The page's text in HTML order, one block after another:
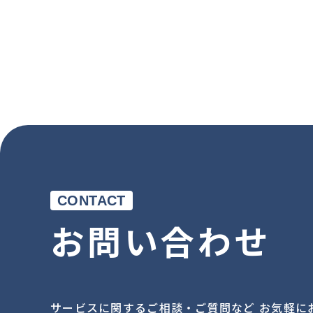
CONTACT
お問い合わせ
サービスに関するご相談・ご質問など お気軽に